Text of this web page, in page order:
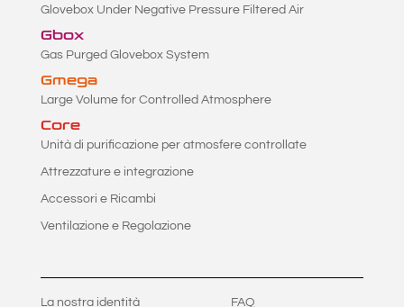
Glovebox Under Negative Pressure Filtered Air
Gbox
Gas Purged Glovebox System
Gmega
Large Volume for Controlled Atmosphere
Core
Unità di purificazione per atmosfere controllate
Attrezzature e integrazione
Accessori e Ricambi
Ventilazione e Regolazione
La nostra identità FAQ